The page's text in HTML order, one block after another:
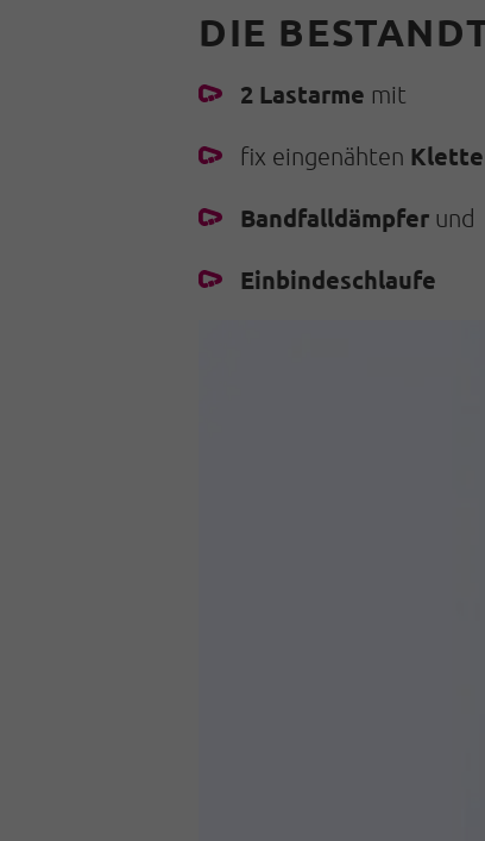
DIE
2 Lastarme mit
fix eingenähten
Bandfalldämpfer und
Einbindeschlaufe